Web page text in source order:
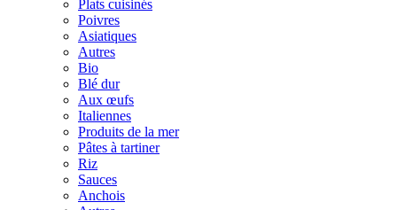
Plats cuisinés
Poivres
Asiatiques
Autres
Bio
Blé dur
Aux œufs
Italiennes
Produits de la mer
Pâtes à tartiner
Riz
Sauces
Anchois